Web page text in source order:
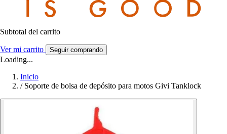
Subtotal del carrito
Ver mi carrito Seguir comprando
Loading...
Inicio
/ Soporte de bolsa de depósito para motos Givi Tanklock